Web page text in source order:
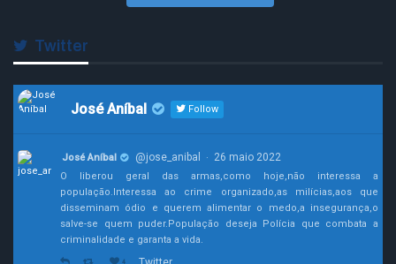
Twitter
José Aníbal Follow
José Aníbal @jose_anibal · 26 maio 2022
O liberou geral das armas,como hoje,não interessa a
população.Interessa ao crime organizado,as milícias,aos que
disseminam ódio e querem alimentar o medo,a insegurança,o
salve-se quem puder.População deseja Polícia que combata a
criminalidade e garanta a vida.